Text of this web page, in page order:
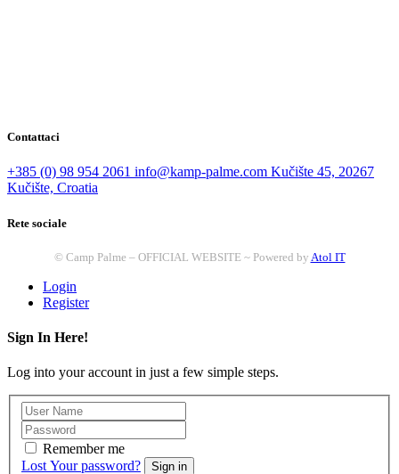
Contattaci
+385 (0) 98 954 2061 info@kamp-palme.com Kučište 45, 20267
Kučište, Croatia
Rete sociale
© Camp Palme – OFFICIAL WEBSITE ~ Powered by Atol IT
Login
Register
Sign In Here!
Log into your account in just a few simple steps.
Remember me
Lost Your password?
Sign in